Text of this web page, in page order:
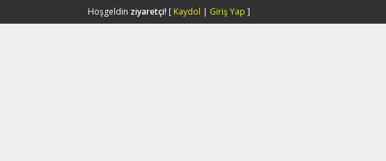
Hoşgeldin ziyaretçi! [ Kaydol | Giriş Yap ]